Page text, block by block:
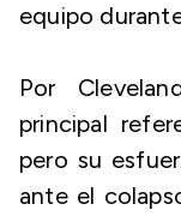
equipo
Por
principal
pero su
ante el